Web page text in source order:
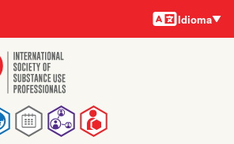
Idiomas
Idioma